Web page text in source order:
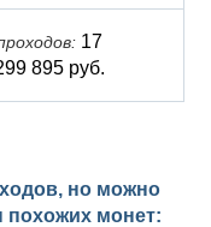
17
895 руб.
но можно
монет: